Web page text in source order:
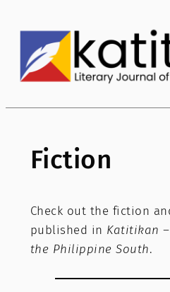
Fiction
Check out the fiction
published in Katitikan
the Philippine South.